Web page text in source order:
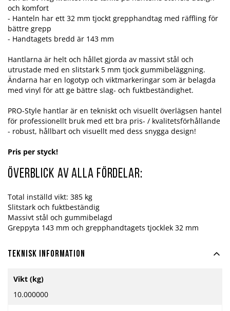
och komfort
- Hanteln har ett 32 mm tjockt grepphandtag med räffling för
bättre grepp
- Handtagets bredd är 143 mm
Hantlarna är helt och hållet gjorda av massivt stål och
utrustade med en slitstark 5 mm tjock gummibeläggning.
Ändarna har en logotyp och viktmarkeringar som är belagda
med vinyl för att ge bättre slag- och fuktbeständighet.
PRO-Style hantlar är en tekniskt och visuellt överlägsen hantel
för professionellt bruk med ett bra pris- / kvalitetsförhållande
- robust, hållbart och visuellt med dess snygga design!
Pris per styck!
Överblick av alla fördelar:
Total inställd vikt: 385 kg
Slitstark och fuktbeständig
Massivt stål och gummibelagd
Greppyta 143 mm och grepphandtagets tjocklek 32 mm
Teknisk information
information
Vikt (kg)
10.000000